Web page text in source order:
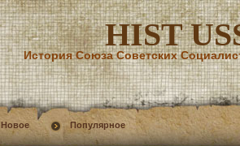
HIST
История Союза Советских
Новое Популярное